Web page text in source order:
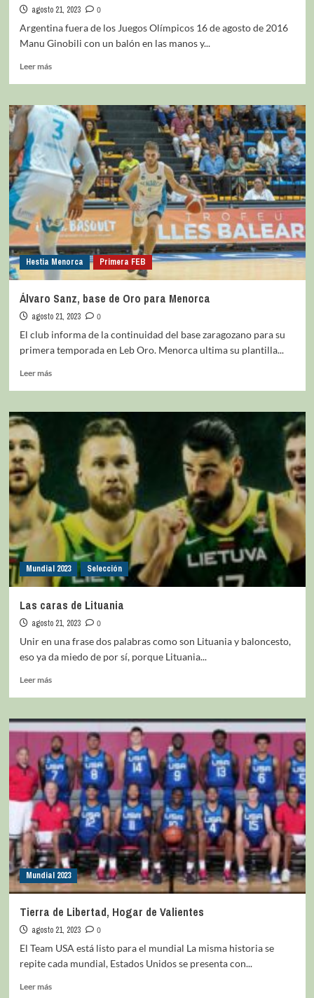
agosto 21, 2023
0
Argentina fuera de los Juegos Olímpicos 16 de agosto de 2016
Manu Ginobili con un balón en las manos y...
Leer más
Hestia Menorca Primera FEB
Álvaro Sanz, base de Oro para Menorca
agosto 21, 2023
0
El club informa de la continuidad del base zaragozano para su
primera temporada en Leb Oro. Menorca ultima su plantilla...
Leer más
Mundial 2023 Selección
Las caras de Lituania
agosto 21, 2023
0
Unir en una frase dos palabras como son Lituania y baloncesto,
eso ya da miedo de por sí, porque Lituania...
Leer más
Mundial 2023
Tierra de Libertad, Hogar de Valientes
agosto 21, 2023
0
El Team USA está listo para el mundial La misma historia se
repite cada mundial, Estados Unidos se presenta con...
Leer más